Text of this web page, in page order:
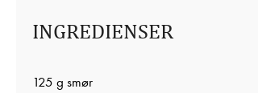
INGREDIENSER
125 g smør